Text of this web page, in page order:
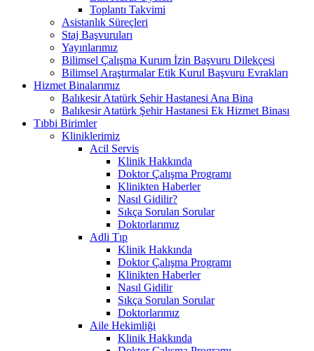
Toplantı Takvimi
Asistanlık Süreçleri
Staj Başvuruları
Yayınlarımız
Bilimsel Çalışma Kurum İzin Başvuru Dilekçesi
Bilimsel Araştırmalar Etik Kurul Başvuru Evrakları
Hizmet Binalarımız
Balıkesir Atatürk Şehir Hastanesi Ana Bina
Balıkesir Atatürk Şehir Hastanesi Ek Hizmet Binası
Tıbbi Birimler
Kliniklerimiz
Acil Servis
Klinik Hakkında
Doktor Çalışma Programı
Klinikten Haberler
Nasıl Gidilir?
Sıkça Sorulan Sorular
Doktorlarımız
Adli Tıp
Klinik Hakkında
Doktor Çalışma Programı
Klinikten Haberler
Nasıl Gidilir
Sıkça Sorulan Sorular
Doktorlarımız
Aile Hekimliği
Klinik Hakkında